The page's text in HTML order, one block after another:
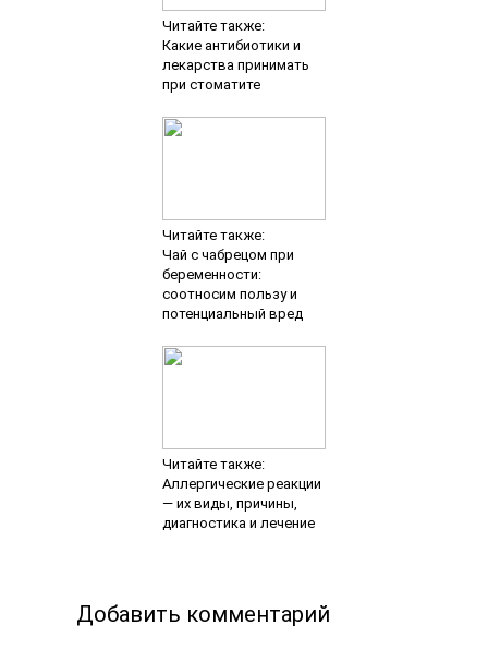
Читайте также:
Какие антибиотики и
лекарства принимать
при стоматите
Читайте также:
Чай с чабрецом при
беременности:
соотносим пользу и
потенциальный вред
Читайте также:
Аллергические реакции
— их виды, причины,
диагностика и лечение
Добавить комментарий